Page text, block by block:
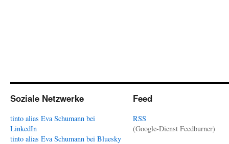
Soziale Netzwerke
tinto alias Eva Schumann bei
LinkedIn
tinto alias Eva Schumann bei Bluesky
Feed
RSS
(Google-Dienst Feedburner)